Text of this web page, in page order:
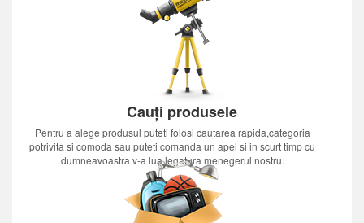
Cauți produsele
Pentru a alege produsul puteti folosi cautarea rapida,categoria
potrivita si comoda sau puteti comanda un apel si in scurt timp cu
dumneavoastra v-a lua legatura menegerul nostru.